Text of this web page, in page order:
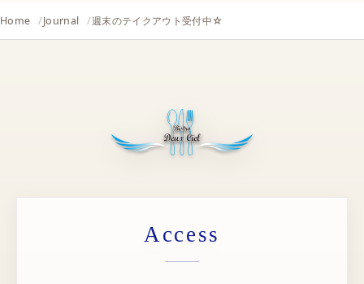
Home Journal 週末のテイクアウト受付中☆
Access